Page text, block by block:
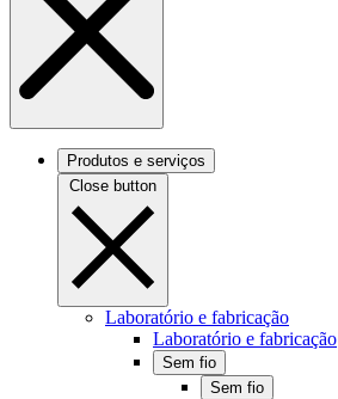
Produtos e serviços
Close button
Laboratório e fabricação
Laboratório e fabricação
Sem fio
Sem fio